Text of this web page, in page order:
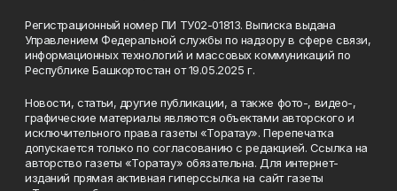
Регистрационный номер ПИ ТУ02-01813. Выписка выдана
Управлением Федеральной службы по надзору в сфере связи,
информационных технологий и массовых коммуникаций по
Республике Башкортостан от 19.05.2025 г.
Новости, статьи, другие публикации, а также фото-, видео-,
графические материалы являются объектами авторского и
исключительного права газеты «Торатау». Перепечатка
допускается только по согласованию с редакцией. Ссылка на
авторство газеты «Торатау» обязательна. Для интернет-
изданий прямая активная гиперссылка на сайт газеты